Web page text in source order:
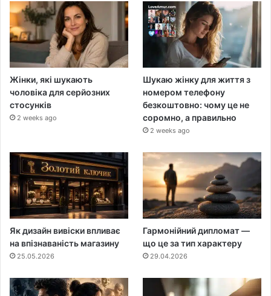
Жінки, які шукають
чоловіка для серйозних
стосунків
2 weeks ago
Шукаю жінку для життя з
номером телефону
безкоштовно: чому це не
соромно, а правильно
2 weeks ago
Як дизайн вивіски впливає
на впізнаваність магазину
25.05.2026
Гармонійний дипломат —
що це за тип характеру
29.04.2026